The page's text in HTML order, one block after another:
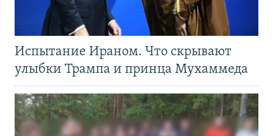
Испытание Ираном. Что скрывают
улыбки Трампа и принца Мухаммеда